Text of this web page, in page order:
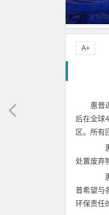
惠普
后在全球
区。所有
惠
处置废弃
惠
普希望与
环保责任
A+